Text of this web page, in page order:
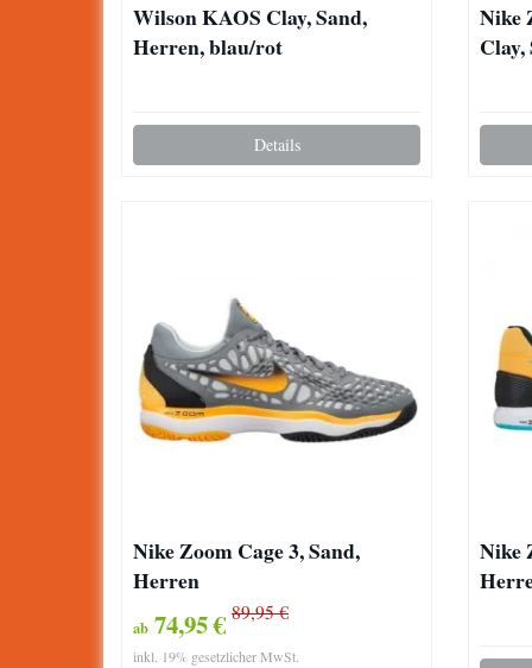
Wilson KAOS Clay, Sand,
Herren, blau/rot
Details
Nike
Nike Zoom Cage 3, Sand,
Herren
ab 74,95 € 89,95 €
inkl. 19% gesetzlicher MwSt.
Nike